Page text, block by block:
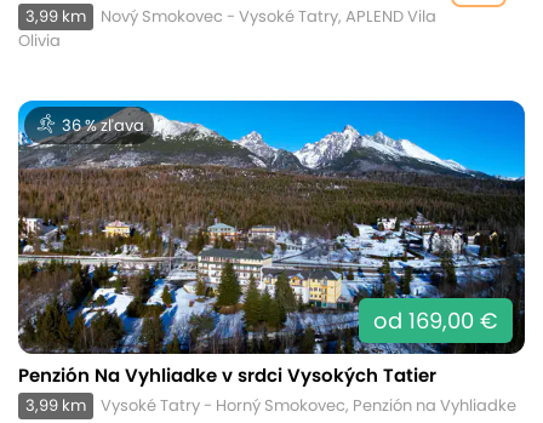
3,99 km
Nový Smokovec - Vysoké Tatry, APLEND Vila
Olivia
36 % zľava
od 169,00 €
Penzión Na Vyhliadke v srdci Vysokých Tatier
3,99 km Vysoké Tatry - Horný Smokovec, Penzión na Vyhliadke